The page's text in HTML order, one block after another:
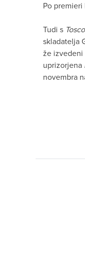
Po premieri
Tudi s Tosco
skladatelja
že
uprizorjena
novembra